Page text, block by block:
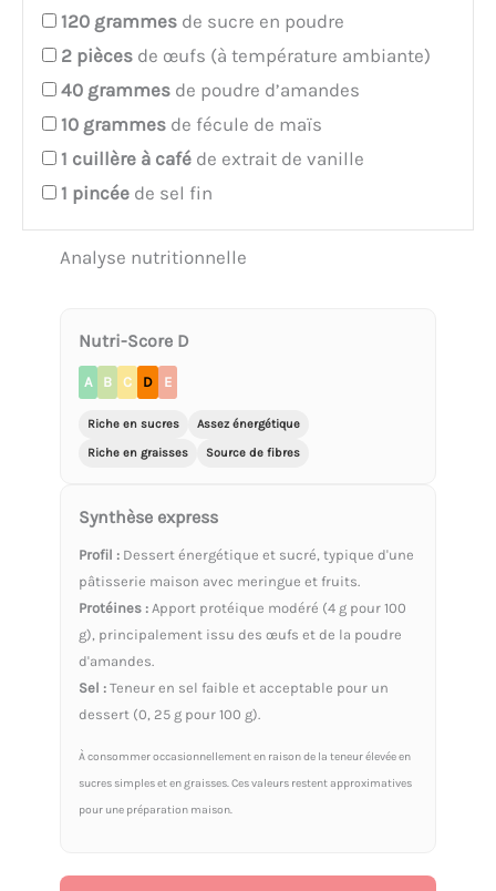
120 grammes de sucre en poudre
2 pièces de œufs (à température ambiante)
40 grammes de poudre d’amandes
10 grammes de fécule de maïs
1 cuillère à café de extrait de vanille
1 pincée de sel fin
Analyse nutritionnelle
Nutri-Score D
A B C D E
Riche en sucres
Assez énergétique
Riche en graisses
Source de fibres
Synthèse express
Profil : Dessert énergétique et sucré, typique d'une
pâtisserie maison avec meringue et fruits.
Protéines : Apport protéique modéré (4 g pour 100
g), principalement issu des œufs et de la poudre
d'amandes.
Sel : Teneur en sel faible et acceptable pour un
dessert (0, 25 g pour 100 g).
À consommer occasionnellement en raison de la teneur élevée en
sucres simples et en graisses. Ces valeurs restent approximatives
pour une préparation maison.